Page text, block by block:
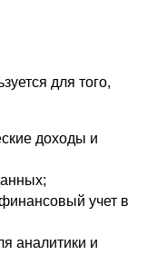
для того,
доходы и
учет в
аналитики и